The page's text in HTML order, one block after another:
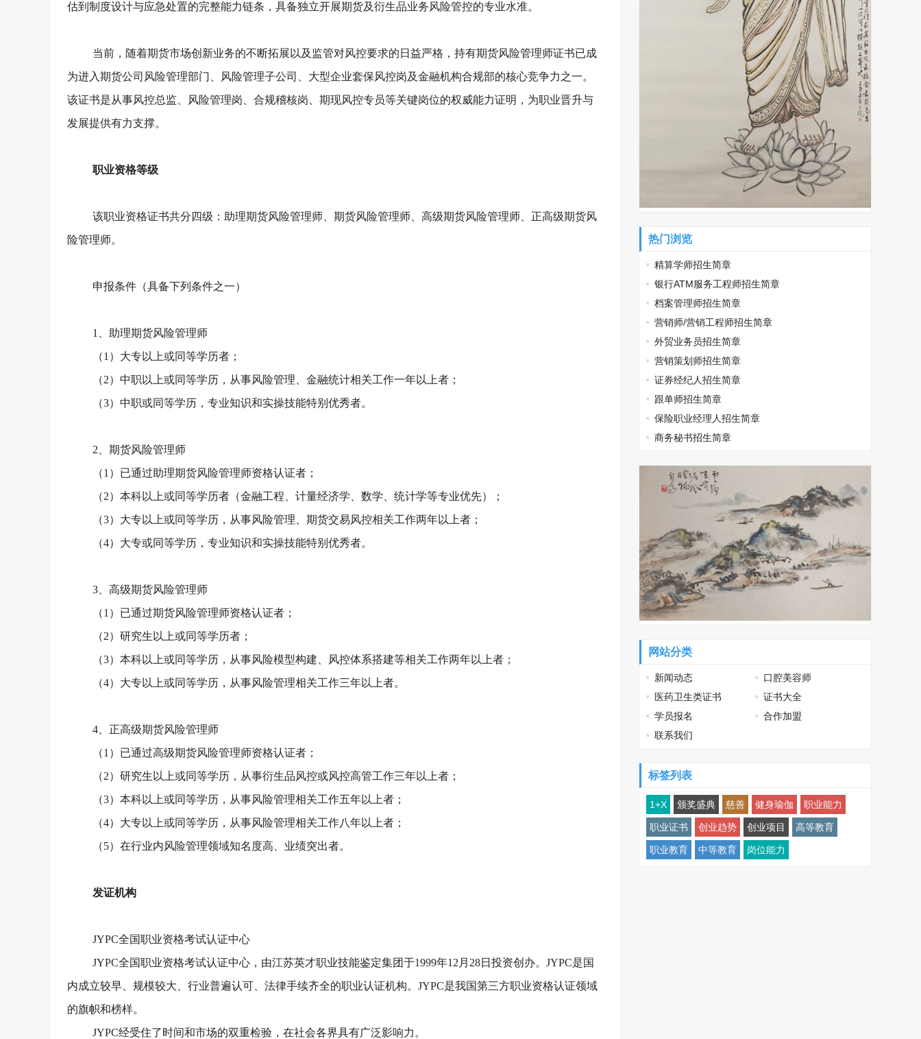
估到制度设计与应急处置的完整能力链条，具备独立开展期货及衍生品业务风险管控的专业水准。
当前，随着期货市场创新业务的不断拓展以及监管对风控要求的日益严格，持有期货风险管理师证书已成
为进入期货公司风险管理部门、风险管理子公司、大型企业套保风控岗及金融机构合规部的核心竞争力之一。
该证书是从事风控总监、风险管理岗、合规稽核岗、期现风控专员等关键岗位的权威能力证明，为职业晋升与
发展提供有力支撑。
职业资格等级
该职业资格证书共分四级：助理期货风险管理师、期货风险管理师、高级期货风险管理师、正高级期货风
险管理师。
申报条件（具备下列条件之一）
1、助理期货风险管理师
（1）大专以上或同等学历者；
（2）中职以上或同等学历，从事风险管理、金融统计相关工作一年以上者；
（3）中职或同等学历，专业知识和实操技能特别优秀者。
2、期货风险管理师
（1）已通过助理期货风险管理师资格认证者；
（2）本科以上或同等学历者（金融工程、计量经济学、数学、统计学等专业优先）；
（3）大专以上或同等学历，从事风险管理、期货交易风控相关工作两年以上者；
（4）大专或同等学历，专业知识和实操技能特别优秀者。
3、高级期货风险管理师
（1）已通过期货风险管理师资格认证者；
（2）研究生以上或同等学历者；
（3）本科以上或同等学历，从事风险模型构建、风控体系搭建等相关工作两年以上者；
（4）大专以上或同等学历，从事风险管理相关工作三年以上者。
4、正高级期货风险管理师
（1）已通过高级期货风险管理师资格认证者；
（2）研究生以上或同等学历，从事衍生品风控或风控高管工作三年以上者；
（3）本科以上或同等学历，从事风险管理相关工作五年以上者；
（4）大专以上或同等学历，从事风险管理相关工作八年以上者；
（5）在行业内风险管理领域知名度高、业绩突出者。
发证机构
JYPC全国职业资格考试认证中心
JYPC全国职业资格考试认证中心，由江苏英才职业技能鉴定集团于1999年12月28日投资创办。JYPC是国
内成立较早、规模较大、行业普遍认可、法律手续齐全的职业认证机构。JYPC是我国第三方职业资格认证领域
的旗帜和榜样。
JYPC经受住了时间和市场的双重检验，在社会各界具有广泛影响力。
热门浏览
精算学师招生简章
银行ATM服务工程师招生简章
档案管理师招生简章
营销师/营销工程师招生简章
外贸业务员招生简章
营销策划师招生简章
证券经纪人招生简章
跟单师招生简章
保险职业经理人招生简章
商务秘书招生简章
网站分类
新闻动态
口腔美容师
医药卫生类证书
证书大全
学员报名
合作加盟
联系我们
标签列表
1+X 颁奖盛典 慈善 健身瑜伽 职业能力
职业证书 创业趋势 创业项目 高等教育
职业教育 中等教育 岗位能力